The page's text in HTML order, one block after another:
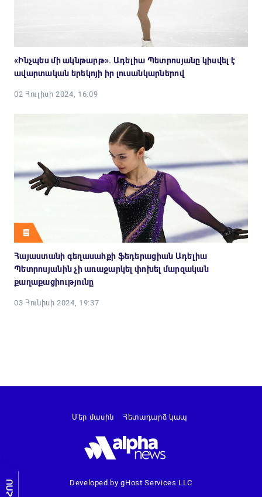
«Ինչպես մի ակնթարթ». Ադելիա Պետրոսյանը կիսվել է
ավարտական երեկոյի իր լուսանկարներով
02 Հուլիսի 2024, 16:09
Հայաստանի գեղասահքի ֆեդերացիան Ադելիա
Պետրոսյանին չի առաջարկել փոխել մարզական
քաղաքացիությունը
03 Հունիսի 2024, 19:37
Developed by gHost Services LLC
Մեր մասին Հետադարձ կապ